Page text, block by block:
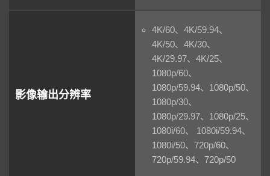
影像输出分辨率
4K/60、4K/59.94、
4K/50、4K/30、
4K/29.97、4K/25、
1080p/60、
1080p/59.94、1080p/50、
1080p/30、
1080p/29.97、1080p/25、
1080i/60、 1080i/59.94、
1080i/50、720p/60、
720p/59.94、720p/50